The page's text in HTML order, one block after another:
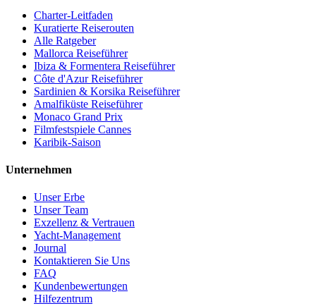
Charter-Leitfaden
Kuratierte Reiserouten
Alle Ratgeber
Mallorca Reiseführer
Ibiza & Formentera Reiseführer
Côte d'Azur Reiseführer
Sardinien & Korsika Reiseführer
Amalfiküste Reiseführer
Monaco Grand Prix
Filmfestspiele Cannes
Karibik-Saison
Unternehmen
Unser Erbe
Unser Team
Exzellenz & Vertrauen
Yacht-Management
Journal
Kontaktieren Sie Uns
FAQ
Kundenbewertungen
Hilfezentrum